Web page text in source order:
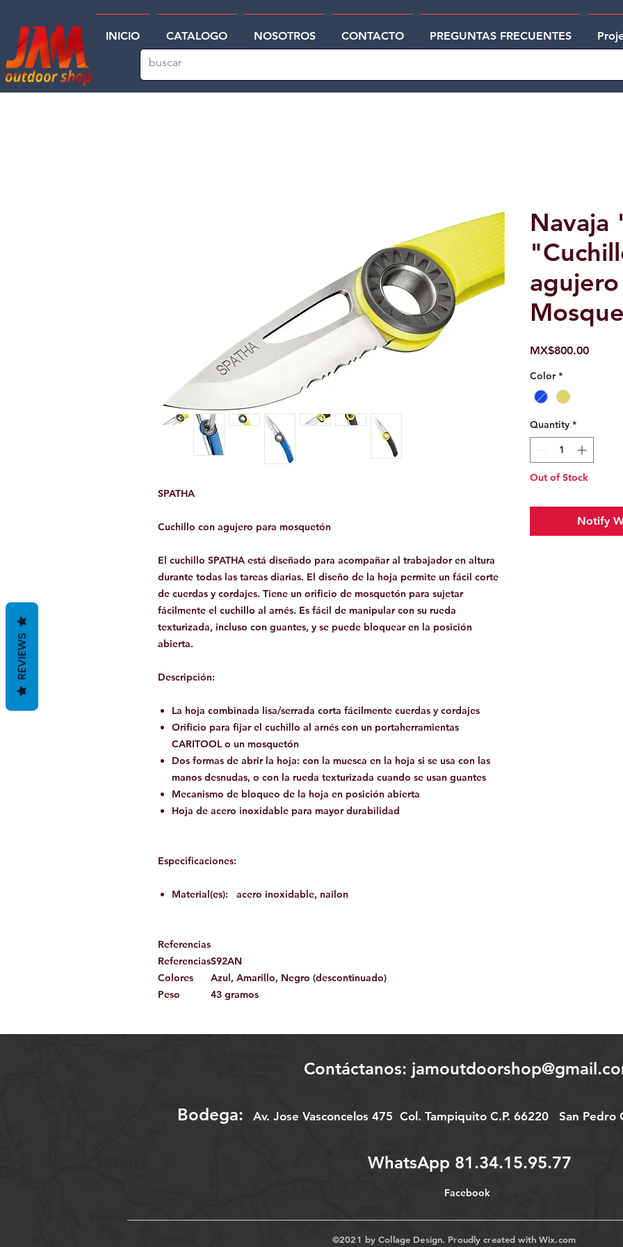
INICIO CATALOGO NOSOTROS CONTACTO PREGUNTAS FRECUENTES
SPATHA
Cuchillo con agujero para mosquetón
El cuchillo SPATHA está diseñado para acompañar al trabajador en altura
durante todas las tareas diarias. El diseño de la hoja permite un fácil corte
de cuerdas y cordajes. Tiene un orificio de mosquetón para sujetar
fácilmente el cuchillo al arnés. Es fácil de manipular con su rueda
texturizada, incluso con guantes, y se puede bloquear en la posición
abierta.
Descripción:
La hoja combinada lisa/serrada corta fácilmente cuerdas y cordajes
Orificio para fijar el cuchillo al arnés con un portaherramientas
CARITOOL o un mosquetón
Dos formas de abrir la hoja: con la muesca en la hoja si se usa con las
manos desnudas, o con la rueda texturizada cuando se usan guantes
Mecanismo de bloqueo de la hoja en posición abierta
Hoja de acero inoxidable para mayor durabilidad
Especificaciones:
Material(es): acero inoxidable, nailon
Referencias
ReferenciasS92AN
Colores
Azul, Amarillo, Negro (descontinuado)
Peso
43 gramos
Navaja
MX$800.00Price
Color *
Quantity *
Out of Stock
Notify
Contáctanos:
Bodega: Av. Jose Vasconcelos 475 Col. Tampiquito C.P. 66220 San Pedro
WhatsApp 81.34.15.95.77
Facebook
©2021 by Collage Design. Proudly created withWix.com
REVIEWS